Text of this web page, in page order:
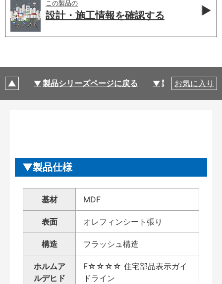
この製品の
設計・施工情報を確認する
製品シリーズページに戻る 製品仕様
お気に入り
製品仕様
基材 MDF
表面 オレフィンシート張り
構造 フラッシュ構造
ホルムア
ルデヒド
F☆☆☆☆ 住宅部品表示ガイ
ドライン